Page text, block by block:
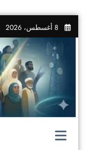
التجاوز
إلى
المحتوى
8 أغسطس، 2026